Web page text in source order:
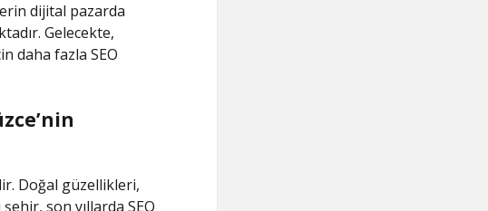
dijital pazarda
Gelecekte,
daha fazla SEO
Doğal güzellikleri,
son yıllarda SEO